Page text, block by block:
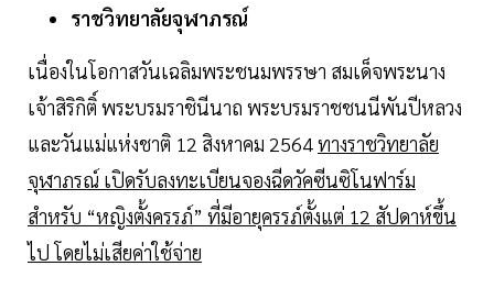
ราชวิทยาลัยจุฬาภรณ์
เนื่องในโอกาสวันเฉลิมพระชนมพรรษา สมเด็จพระนาง
เจ้าสิริกิติ์ พระบรมราชินีนาถ พระบรมราชชนนีพันปีหลวง
และวันแม่แห่งชาติ 12 สิงหาคม 2564ทางราชวิทยาลัย
จุฬาภรณ์ เปิดรับลงทะเบียนจองฉีดวัคซีนซิโนฟาร์ม
สำหรับ “หญิงตั้งครรภ์” ที่มีอายุครรภ์ตั้งแต่ 12 สัปดาห์ขึ้น
ไป โดยไม่เสียค่าใช้จ่าย